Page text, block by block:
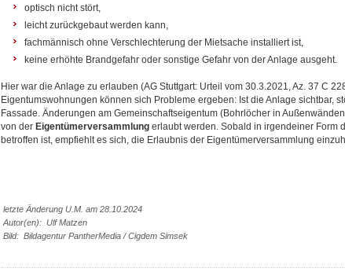
optisch nicht stört,
leicht zurückgebaut werden kann,
fachmännisch ohne Verschlechterung der Mietsache installiert ist,
keine erhöhte Brandgefahr oder sonstige Gefahr von der Anlage ausgeht.
Hier war die Anlage zu erlauben (AG Stuttgart: Urteil vom 30.3.2021, Az. 37 C
Eigentumswohnungen können sich Probleme ergeben: Ist die Anlage sichtbar,
Fassade. Änderungen am Gemeinschaftseigentum (Bohrlöcher in
von der Eigentümerversammlungerlaubt werden. Sobald in irgendeiner Form
betroffen ist, empfiehlt es sich, die Erlaubnis der Eigentümerversammlung
letzte Änderung U.M. am 28.10.2024
Autor(en): Ulf Matzen
Bild: Bildagentur PantherMedia / Cigdem Simsek